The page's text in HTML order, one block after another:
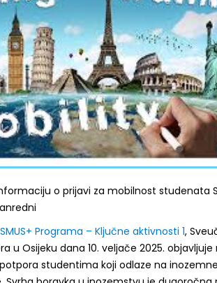
o prijavi za mobilnost studenata
Programa – Ključne aktivnosti 1,
u Osijeku dana 10. veljače 2025.
studentima koji odlaze na